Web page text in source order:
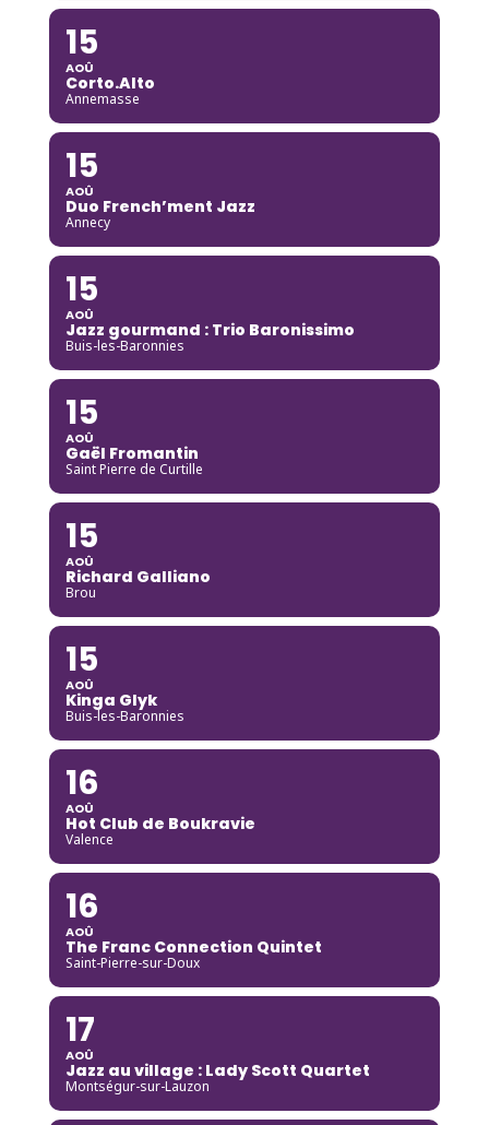
15
AOÛ
Corto.Alto
Annemasse
15
AOÛ
Duo French’ment Jazz
Annecy
15
AOÛ
Jazz gourmand : Trio Baronissimo
Buis-les-Baronnies
15
AOÛ
Gaël Fromantin
Saint Pierre de Curtille
15
AOÛ
Richard Galliano
Brou
15
AOÛ
Kinga Glyk
Buis-les-Baronnies
16
AOÛ
Hot Club de Boukravie
Valence
16
AOÛ
The Franc Connection Quintet
Saint-Pierre-sur-Doux
17
AOÛ
Jazz au village : Lady Scott Quartet
Montségur-sur-Lauzon